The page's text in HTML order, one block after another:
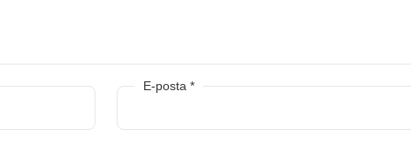
E-posta *